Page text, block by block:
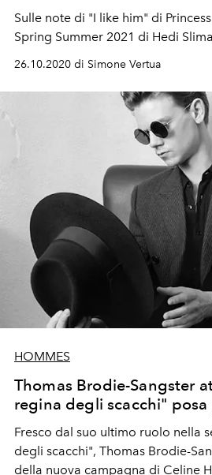
Sulle note di "I like him" di
Spring Summer 2021 di Hedi
26.10.2020 di Simone Vertua
HOMMES
Thomas Brodie-Sangster
regina degli scacchi" posa
Fresco dal suo ultimo ruolo nella
degli scacchi", Thomas Brodie-
della nuova campagna di Celine